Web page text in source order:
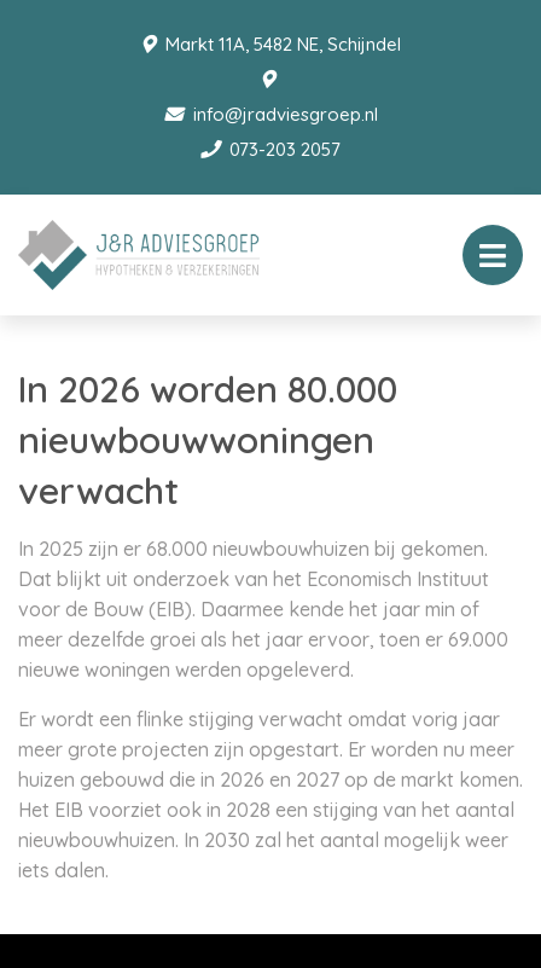
Markt 11A, 5482 NE, Schijndel
info@jradviesgroep.nl
073-203 2057
In 2026 worden 80.000
nieuwbouwwoningen
verwacht
In 2025 zijn er 68.000 nieuwbouwhuizen bij gekomen.
Dat blijkt uit onderzoek van het Economisch Instituut
voor de Bouw (EIB). Daarmee kende het jaar min of
meer dezelfde groei als het jaar ervoor, toen er 69.000
nieuwe woningen werden opgeleverd.
Er wordt een flinke stijging verwacht omdat vorig jaar
meer grote projecten zijn opgestart. Er worden nu meer
huizen gebouwd die in 2026 en 2027 op de markt komen.
Het EIB voorziet ook in 2028 een stijging van het aantal
nieuwbouwhuizen. In 2030 zal het aantal mogelijk weer
iets dalen.